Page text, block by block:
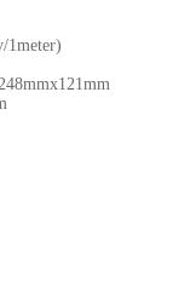
1meter)